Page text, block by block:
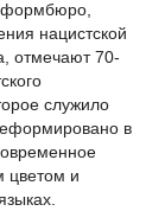
нацистской
отмечают 70-
служило
в
цветом и